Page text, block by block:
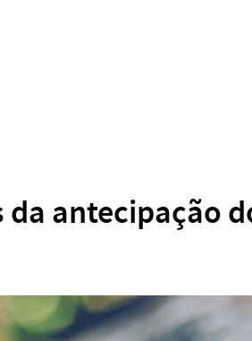
da antecipação